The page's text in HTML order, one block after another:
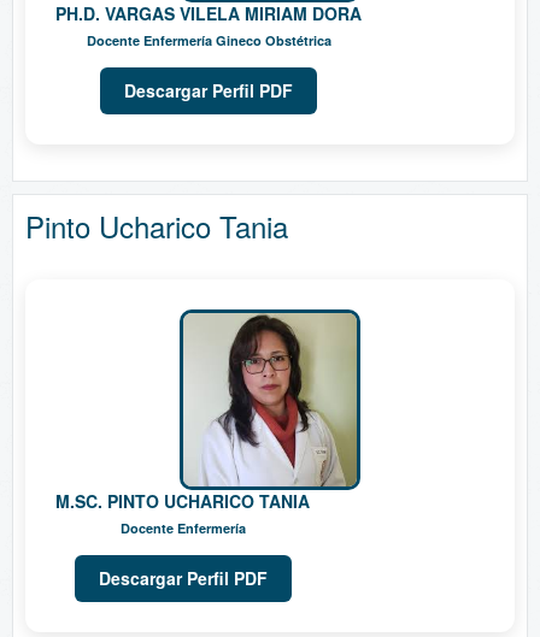
PH.D. VARGAS VILELA MIRIAM DORA
Docente Enfermería Gineco Obstétrica
Descargar Perfil PDF
Pinto Ucharico Tania
M.SC. PINTO UCHARICO TANIA
Docente Enfermería
Descargar Perfil PDF